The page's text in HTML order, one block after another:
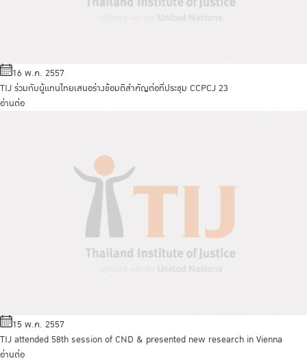
16 พ.ค. 2557
TIJ ร่วมกับผู้แทนไทยเสนอร่างข้อมติสำคัญต่อที่ประชุม CCPCJ 23
อ่านต่อ
15 พ.ค. 2557
TIJ attended 58th session of CND & presented new research in Vienna
อ่านต่อ